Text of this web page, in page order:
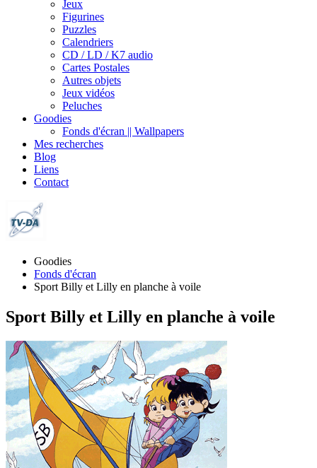
Jeux
Figurines
Puzzles
Calendriers
CD / LD / K7 audio
Cartes Postales
Autres objets
Jeux vidéos
Peluches
Goodies
Fonds d'écran || Wallpapers
Mes recherches
Blog
Liens
Contact
Goodies
Fonds d'écran
Sport Billy et Lilly en planche à voile
Sport Billy et Lilly en planche à voile